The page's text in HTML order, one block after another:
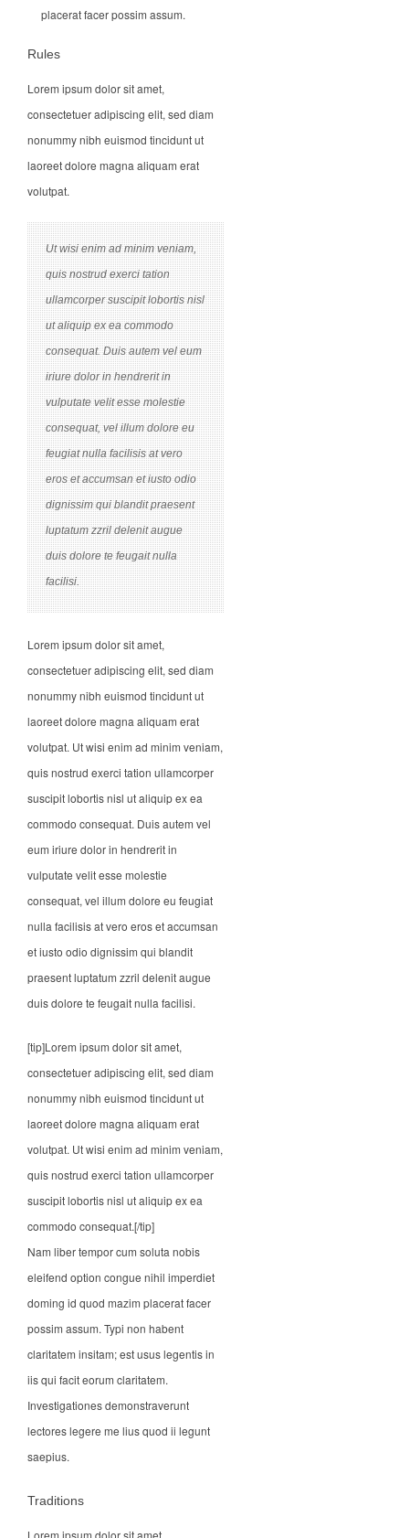
placerat facer possim assum.
Rules
Lorem ipsum dolor sit amet,
consectetuer adipiscing elit, sed diam
nonummy nibh euismod tincidunt ut
laoreet dolore magna aliquam erat
volutpat.
Ut wisi enim ad minim veniam,
quis nostrud exerci tation
ullamcorper suscipit lobortis nisl
ut aliquip ex ea commodo
consequat. Duis autem vel eum
iriure dolor in hendrerit in
vulputate velit esse molestie
consequat, vel illum dolore eu
feugiat nulla facilisis at vero
eros et accumsan et iusto odio
dignissim qui blandit praesent
luptatum zzril delenit augue
duis dolore te feugait nulla
facilisi.
Lorem ipsum dolor sit amet,
consectetuer adipiscing elit, sed diam
nonummy nibh euismod tincidunt ut
laoreet dolore magna aliquam erat
volutpat. Ut wisi enim ad minim veniam,
quis nostrud exerci tation ullamcorper
suscipit lobortis nisl ut aliquip ex ea
commodo consequat. Duis autem vel
eum iriure dolor in hendrerit in
vulputate velit esse molestie
consequat, vel illum dolore eu feugiat
nulla facilisis at vero eros et accumsan
et iusto odio dignissim qui blandit
praesent luptatum zzril delenit augue
duis dolore te feugait nulla facilisi.
[tip]Lorem ipsum dolor sit amet,
consectetuer adipiscing elit, sed diam
nonummy nibh euismod tincidunt ut
laoreet dolore magna aliquam erat
volutpat. Ut wisi enim ad minim veniam,
quis nostrud exerci tation ullamcorper
suscipit lobortis nisl ut aliquip ex ea
commodo consequat.[/tip]
Nam liber tempor cum soluta nobis
eleifend option congue nihil imperdiet
doming id quod mazim placerat facer
possim assum. Typi non habent
claritatem insitam; est usus legentis in
iis qui facit eorum claritatem.
Investigationes demonstraverunt
lectores legere me lius quod ii legunt
saepius.
Traditions
Lorem ipsum dolor sit amet,